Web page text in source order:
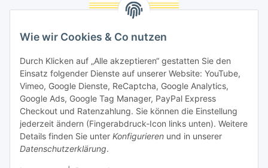
Wie wir Cookies & Co nutzen
Durch Klicken auf „Alle akzeptieren“ gestatten Sie den
Einsatz folgender Dienste auf unserer Website: YouTube,
Vimeo, Google Dienste, ReCaptcha, Google Analytics,
Google Ads, Google Tag Manager, PayPal Express
Checkout und Ratenzahlung. Sie können die Einstellung
jederzeit ändern (Fingerabdruck-Icon links unten). Weitere
Details finden Sie unter Konfigurieren und in unserer
Datenschutzerklärung.
Social Media
Unsere Dienstleistungen
Lampenreparatur
Lichtservice für Senioren